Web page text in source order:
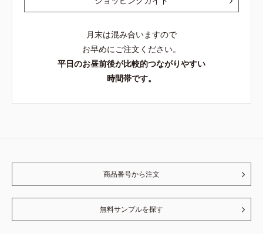
月末は混み合いますので
お早めにご注文ください。
平日のお昼前後が比較的つながりやすい
時間帯です。
商品番号から注文
無料サンプルを探す